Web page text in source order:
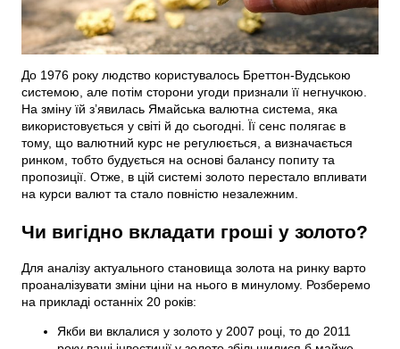
До 1976 року людство користувалось Бреттон-Вудською
системою, але потім сторони угоди признали її негнучкою.
На зміну їй з’явилась Ямайська валютна система, яка
використовується у світі й до сьогодні. Її сенс полягає в
тому, що валютний курс не регулюється, а визначається
ринком, тобто будується на основі балансу попиту та
пропозиції. Отже, в цій системі золото перестало впливати
на курси валют та стало повністю незалежним.
Чи вигідно вкладати гроші у золото?
Для аналізу актуального становища золота на ринку варто
проаналізувати зміни ціни на нього в минулому. Розберемо
на прикладі останніх 20 років:
Якби ви вклалися у золото у 2007 році, то до 2011